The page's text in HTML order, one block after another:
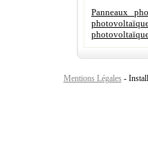
Panneaux
Mentions Légales -